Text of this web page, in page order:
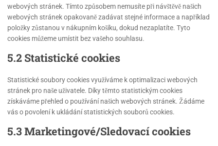
webových stránek. Tímto způsobem nemusíte při návštěvě našich
webových stránek opakovaně zadávat stejné informace a například
položky zůstanou v nákupním košíku, dokud nezaplatíte. Tyto
cookies můžeme umístit bez vašeho souhlasu.
5.2 Statistické cookies
Statistické soubory cookies využíváme k optimalizaci webových
stránek pro naše uživatele. Díky těmto statistickým cookies
získáváme přehled o používání našich webových stránek. Žádáme
vás o povolení k ukládání statistických souborů cookies.
5.3 Marketingové/Sledovací cookies